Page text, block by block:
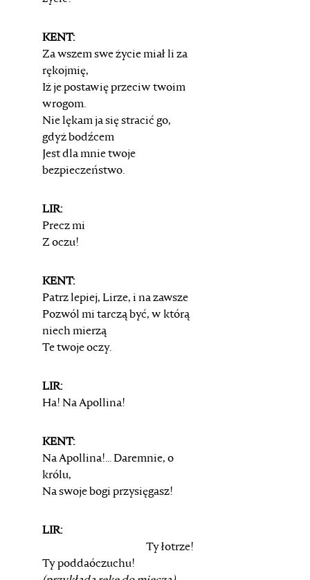
KENT:
Za wszem swe życie miał li za
rękojmię,
Iż je postawię przeciw twoim
wrogom.
Nie lękam ja się stracić go,
gdyż bodźcem
Jest dla mnie twoje
bezpieczeństwo.
LIR:
Precz mi
Z oczu!
KENT:
Patrz lepiej, Lirze, i na zawsze
Pozwól mi tarczą być, w którą
niech mierzą
Te twoje oczy.
LIR:
Ha! Na Apollina!
KENT:
Na Apollina!... Daremnie, o
królu,
Na swoje bogi przysięgasz!
LIR:
Ty łotrze!
Ty poddaóczuchu!